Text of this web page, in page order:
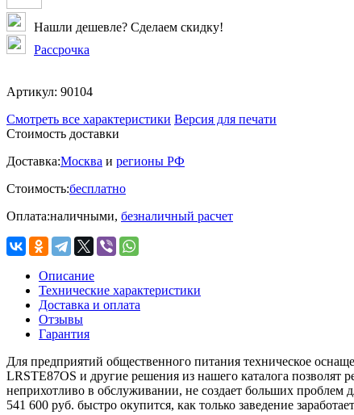
Нашли дешевле? Сделаем скидку!
Рассрочка
Артикул: 90104
Смотреть все характеристики Версия для печати
Стоимость доставки
Доставка:Москва и регионы РФ
Стоимость:бесплатно
Оплата:наличными, безналичный расчет
Описание
Технические характеристики
Доставка и оплата
Отзывы
Гарантия
Для предприятий общественного питания техническое
LRSTE87OS и другие решения из нашего каталога
неприхотливо в обслуживании, не создает больших
541 600 руб. быстро окупится, как только заведение